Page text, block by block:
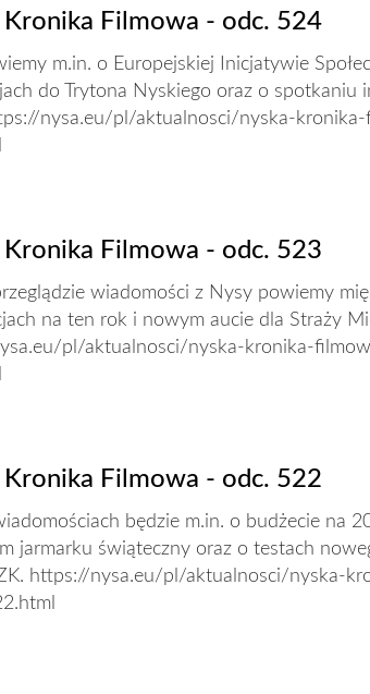
Kronika Filmowa - odc. 524
m.in. o Europejskiej Inicjatywie
do Trytona Nyskiego oraz o spotkaniu
nysa.eu/pl/aktualnosci/nyska-
Kronika Filmowa - odc. 523
wiadomości z Nysy powiemy
na ten rok i nowym aucie dla Straży
pl/aktualnosci/nyska-kronika-
Kronika Filmowa - odc. 522
będzie m.in. o budżecie na
jarmarku świąteczny oraz o testach
https://nysa.eu/pl/aktualnosci/nyska-